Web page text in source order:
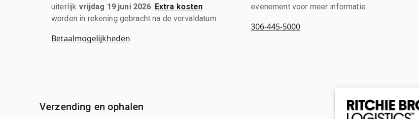
uiterlijk vrijdag 19 juni 2026 Extra kosten
worden in rekening gebracht na de vervaldatum.
Betaalmogelijkheden
evenement voor meer informatie.
306-445-5000
Verzending en ophalen